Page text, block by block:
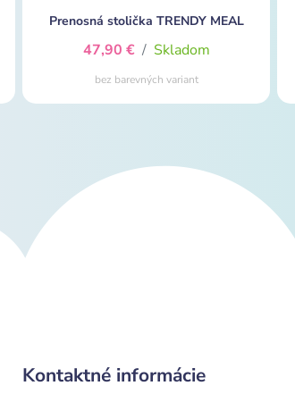
Prenosná stolička TRENDY MEAL
47,90 € / Skladom
bez barevných variant
Kontaktné informácie